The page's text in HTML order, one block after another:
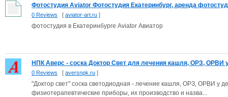
Фотостудия Aviator Фотостудия Екатеринбург, аренда
0 Reviews [ aviator-art.ru ]
фотостудия в Екатеринбурге Aviator Авиатор
НПК Аверс - соска Доктор Свет для лечения кашля, ОРЗ, ОРВИ
0 Reviews [ aversnpk.ru ]
"Доктор свет" соска светодиодная - лечение кашля, ОРЗ, ОРВИ у
физиотерапевтические приборы, их производство и назва...